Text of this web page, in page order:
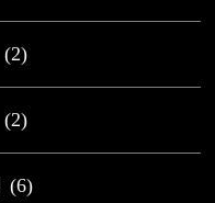
(2)
(2)
(6)